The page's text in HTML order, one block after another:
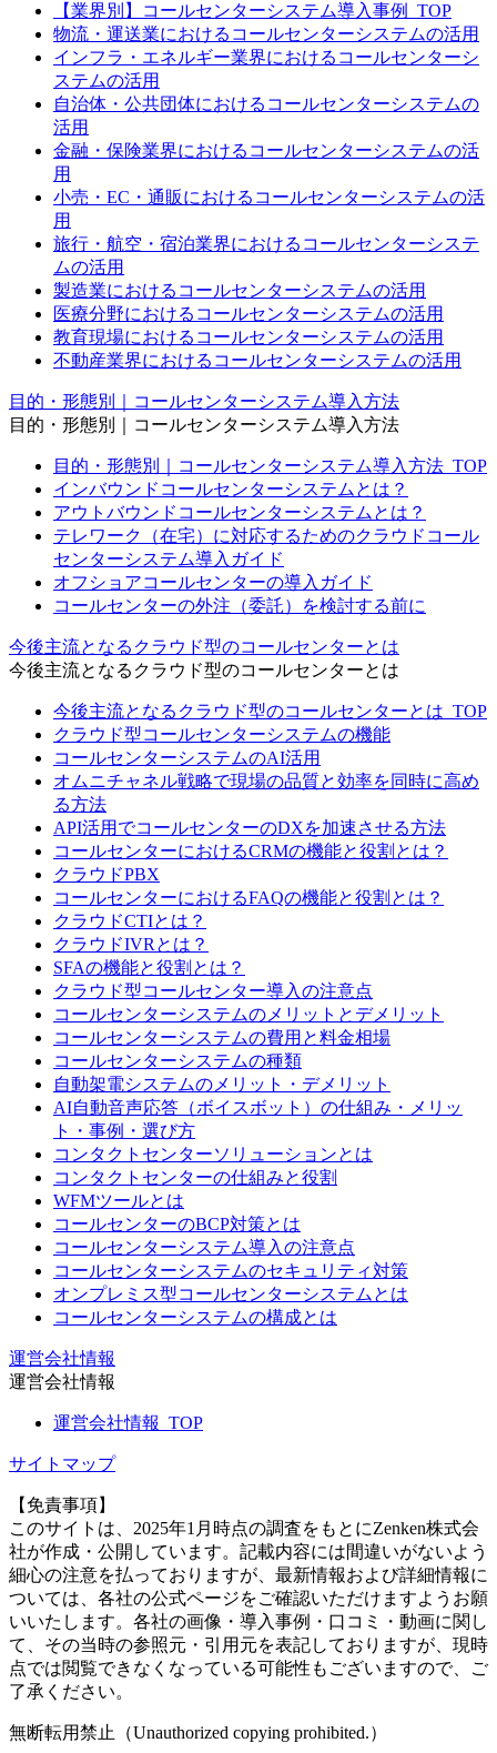
【業界別】コールセンターシステム導入事例_TOP
物流・運送業におけるコールセンターシステムの活用
インフラ・エネルギー業界におけるコールセンターシ
ステムの活用
自治体・公共団体におけるコールセンターシステムの
活用
金融・保険業界におけるコールセンターシステムの活
用
小売・EC・通販におけるコールセンターシステムの活
用
旅行・航空・宿泊業界におけるコールセンターシステ
ムの活用
製造業におけるコールセンターシステムの活用
医療分野におけるコールセンターシステムの活用
教育現場におけるコールセンターシステムの活用
不動産業界におけるコールセンターシステムの活用
目的・形態別｜コールセンターシステム導入方法
目的・形態別｜コールセンターシステム導入方法
目的・形態別｜コールセンターシステム導入方法_TOP
インバウンドコールセンターシステムとは？
アウトバウンドコールセンターシステムとは？
テレワーク（在宅）に対応するためのクラウドコール
センターシステム導入ガイド
オフショアコールセンターの導入ガイド
コールセンターの外注（委託）を検討する前に
今後主流となるクラウド型のコールセンターとは
今後主流となるクラウド型のコールセンターとは
今後主流となるクラウド型のコールセンターとは_TOP
クラウド型コールセンターシステムの機能
コールセンターシステムのAI活用
オムニチャネル戦略で現場の品質と効率を同時に高め
る方法
API活用でコールセンターのDXを加速させる方法
コールセンターにおけるCRMの機能と役割とは？
クラウドPBX
コールセンターにおけるFAQの機能と役割とは？
クラウドCTIとは？
クラウドIVRとは？
SFAの機能と役割とは？
クラウド型コールセンター導入の注意点
コールセンターシステムのメリットとデメリット
コールセンターシステムの費用と料金相場
コールセンターシステムの種類
自動架電システムのメリット・デメリット
AI自動音声応答（ボイスボット）の仕組み・メリッ
ト・事例・選び方
コンタクトセンターソリューションとは
コンタクトセンターの仕組みと役割
WFMツールとは
コールセンターのBCP対策とは
コールセンターシステム導入の注意点
コールセンターシステムのセキュリティ対策
オンプレミス型コールセンターシステムとは
コールセンターシステムの構成とは
運営会社情報
運営会社情報
運営会社情報_TOP
サイトマップ
【免責事項】
このサイトは、2025年1月時点の調査をもとにZenken株式会
社が作成・公開しています。記載内容には間違いがないよう
細心の注意を払っておりますが、最新情報および詳細情報に
ついては、各社の公式ページをご確認いただけますようお願
いいたします。各社の画像・導入事例・口コミ・動画に関し
て、その当時の参照元・引用元を表記しておりますが、現時
点では閲覧できなくなっている可能性もございますので、ご
了承ください。
無断転用禁止（Unauthorized copying prohibited.）